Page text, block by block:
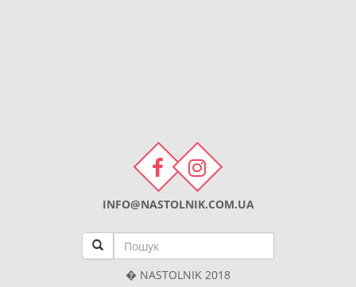
INFO@NASTOLNIK.COM.UA
� NASTOLNIK 2018